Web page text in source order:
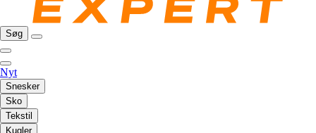
Søg
Nyt
Snesker
Sko
Tekstil
Kugler